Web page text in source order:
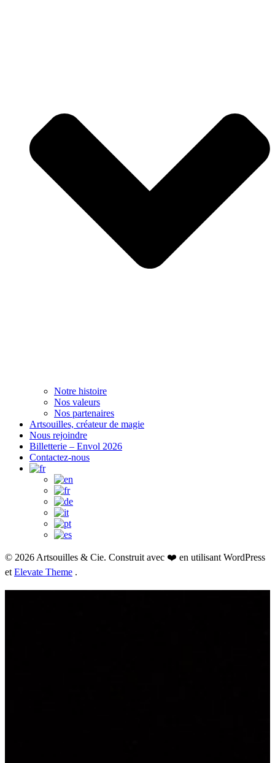
Notre histoire
Nos valeurs
Nos partenaires
Artsouilles, créateur de magie
Nous rejoindre
Billetterie – Envol 2026
Contactez-nous
© 2026 Artsouilles & Cie. Construit avec ❤️ en utilisant WordPress
et Elevate Theme .